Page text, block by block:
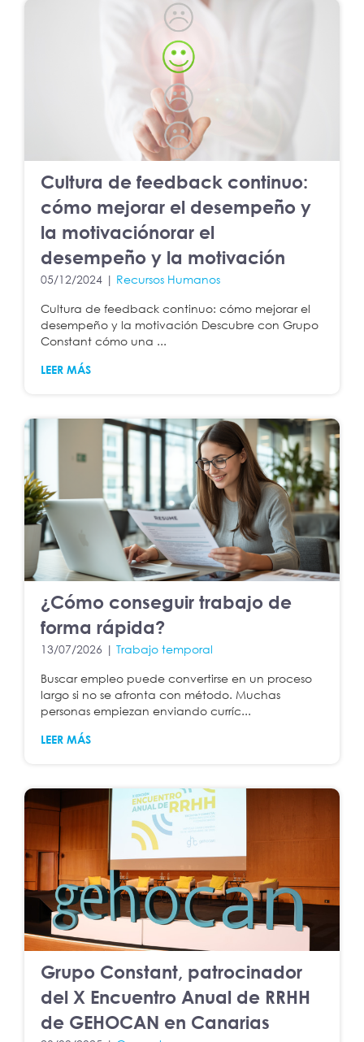
Cultura de feedback continuo:
cómo mejorar el desempeño y
la motivaciónorar el
desempeño y la motivación
05/12/2024 | Recursos Humanos
Cultura de feedback continuo: cómo mejorar el
desempeño y la motivación Descubre con Grupo
Constant cómo una ...
LEER MÁS
¿Cómo conseguir trabajo de
forma rápida?
13/07/2026 | Trabajo temporal
Buscar empleo puede convertirse en un proceso
largo si no se afronta con método. Muchas
personas empiezan enviando curríc...
LEER MÁS
Grupo Constant, patrocinador
del X Encuentro Anual de RRHH
de GEHOCAN en Canarias